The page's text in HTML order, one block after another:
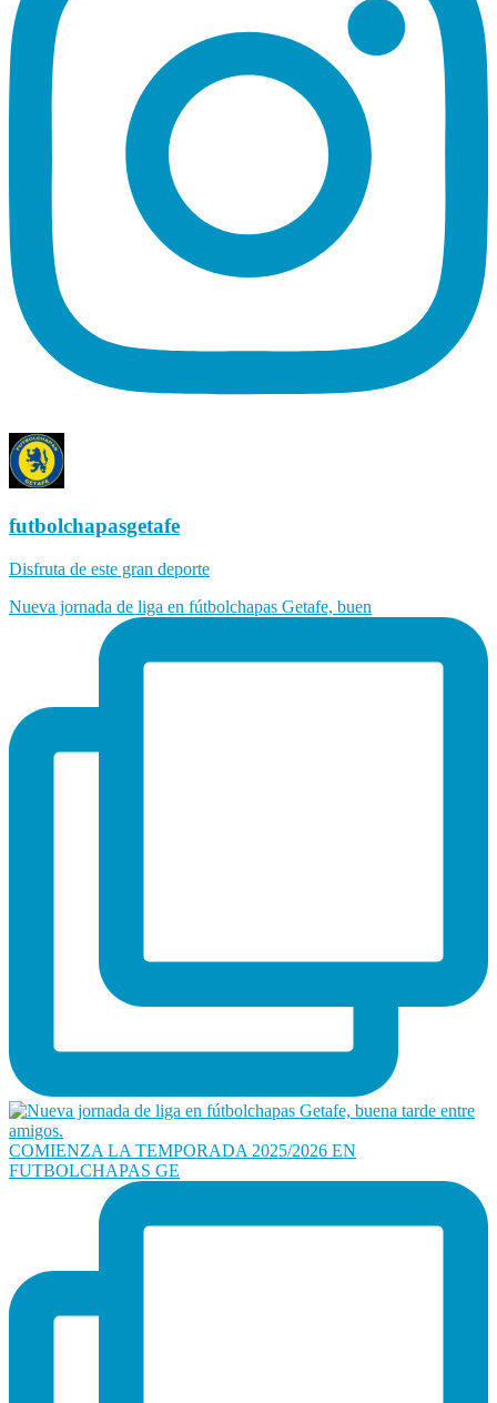
futbolchapasgetafe
Disfruta de este gran deporte
Nueva jornada de liga en fútbolchapas Getafe, buen
COMIENZA LA TEMPORADA 2025/2026 EN
FUTBOLCHAPAS GE